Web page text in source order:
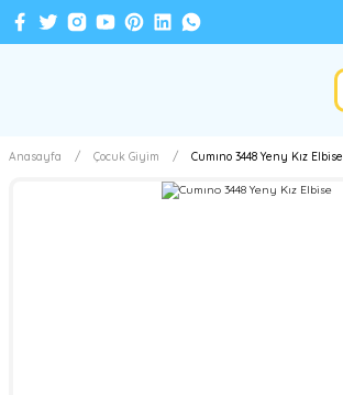
Anasayfa Çocuk Giyim Cumıno 3448 Yeny Kız Elbise